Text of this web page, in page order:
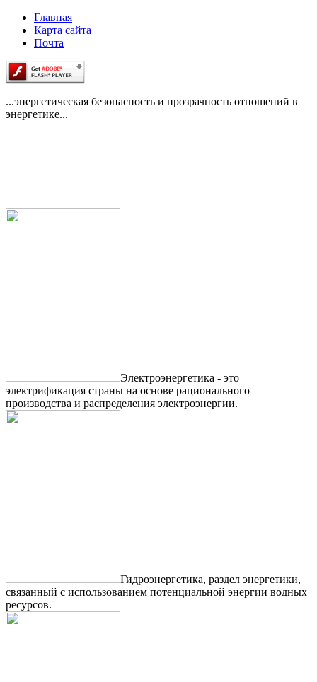
Главная
Карта сайта
Почта
...энергетическая безопасность и прозрачность отношений в
энергетике...
Электроэнергетика - это
электрификация страны на основе рационального
производства и распределения электроэнергии.
Гидроэнергетика, раздел энергетики,
связанный с использованием потенциальной энергии водных
ресурсов.